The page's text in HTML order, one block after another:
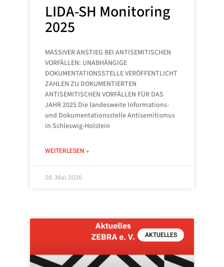
LIDA-SH Monitoring
2025
MASSIVER ANSTIEG BEI ANTISEMITISCHEN
VORFÄLLEN: UNABHÄNGIGE
DOKUMENTATIONSSTELLE VERÖFFENTLICHT
ZAHLEN ZU DOKUMENTIERTEN
ANTISEMITISCHEN VORFÄLLEN FÜR DAS
JAHR 2025 Die landesweite Informations-
und Dokumentationsstelle Antisemitismus
in Schleswig-Holstein
WEITERLESEN »
28. Mai 2026
AKTUELLES